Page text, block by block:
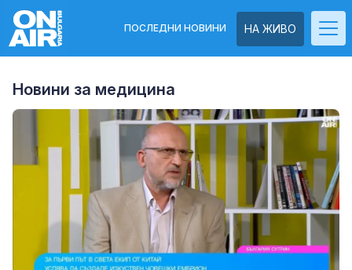
НА ЖИВО
ПОСЛЕДНИ НОВИНИ
Новини за медицина